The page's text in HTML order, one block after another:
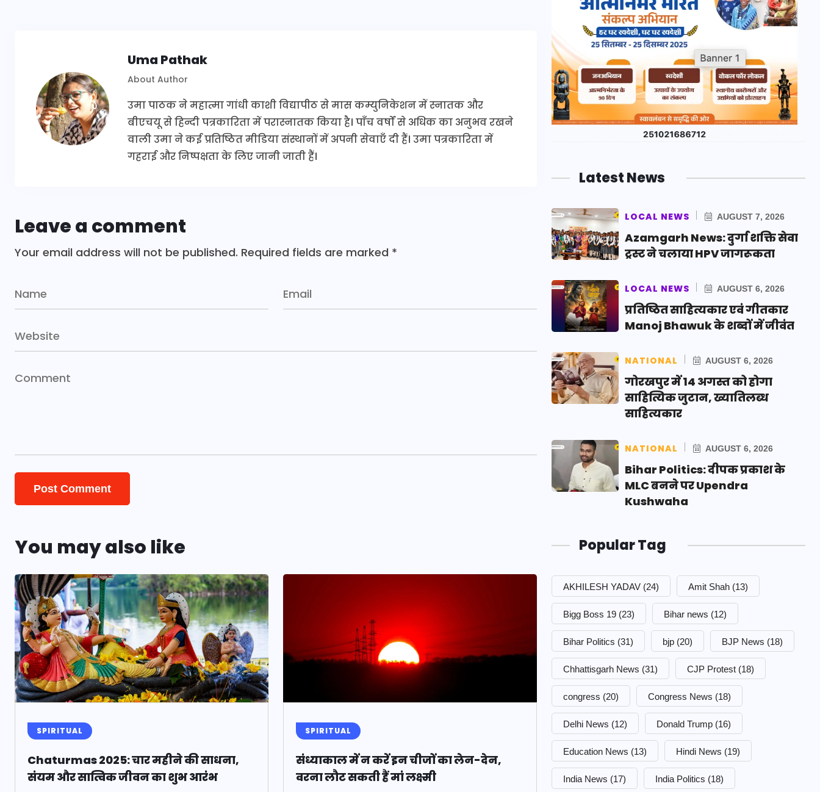
Uma Pathak
About Author
उमा पाठक ने महात्मा गांधी काशी विद्यापीठ से मास कम्युनिकेशन में स्नातक और
बीएचयू से हिन्दी पत्रकारिता में परास्नातक किया है। पाँच वर्षों से अधिक का अनुभव रखने
वाली उमा ने कई प्रतिष्ठित मीडिया संस्थानों में अपनी सेवाएँ दी हैं। उमा पत्रकारिता में
गहराई और निष्पक्षता के लिए जानी जाती हैं।
Leave a comment
Your email address will not be published. Required fields are marked *
You may also like
SPIRITUAL
Chaturmas 2025: चार महीने की साधना,
संयम और सात्विक जीवन का शुभ आरंभ
SPIRITUAL
संध्याकाल में न करें इन चीजों का लेन-देन,
वरना लौट सकती हैं मां लक्ष्मी
Latest News
LOCAL NEWS AUGUST 7, 2026
Azamgarh News: दुर्गा शक्ति सेवा
ट्रस्ट ने चलाया HPV जागरूकता
LOCAL NEWS AUGUST 6, 2026
प्रतिष्ठित साहित्यकार एवं गीतकार
Manoj Bhawuk के शब्दों में जीवंत
NATIONAL AUGUST 6, 2026
गोरखपुर में 14 अगस्त को होगा
साहित्यिक जुटान, ख्यातिलब्ध
साहित्यकार
NATIONAL AUGUST 6, 2026
Bihar Politics: दीपक प्रकाश के
MLC बनने पर Upendra
Kushwaha
Popular Tag
AKHILESH YADAV (24) Amit Shah (13)
Bigg Boss 19 (23) Bihar news (12)
Bihar Politics (31) bjp (20) BJP News (18)
Chhattisgarh News (31) CJP Protest (18)
congress (20) Congress News (18)
Delhi News (12) Donald Trump (16)
Education News (13) Hindi News (19)
India News (17) India Politics (18)